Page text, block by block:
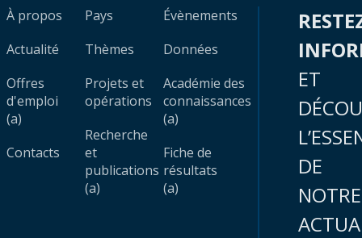
À propos
Actualité
Offres
d'emploi
(a)
Contacts
Pays
Thèmes
Projets et
opérations
Recherche
et
publications
(a)
Évènements
Données
Académie des
connaissances
(a)
Fiche de
résultats
(a)
ET
DE
NOTRE